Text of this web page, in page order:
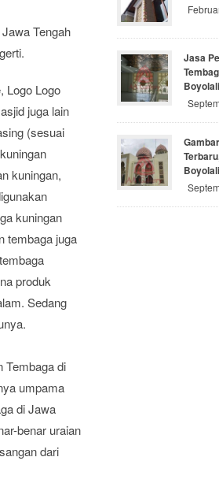
Tengah
Logo Logo
juga lain
(sesuai
kuningan,
kuningan
tembaga juga
produk
Sedang
Tembaga di
umpama
di Jawa
benar uraian
dari
Jasa